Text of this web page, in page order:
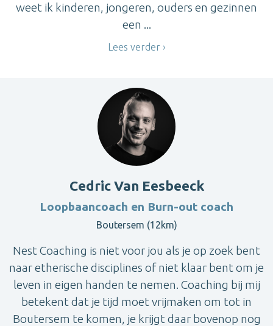
weet ik kinderen, jongeren, ouders en gezinnen
een ...
Lees verder
Cedric Van Eesbeeck
Loopbaancoach en Burn-out coach
Boutersem (12km)
Nest Coaching is niet voor jou als je op zoek bent
naar etherische disciplines of niet klaar bent om je
leven in eigen handen te nemen. Coaching bij mij
betekent dat je tijd moet vrijmaken om tot in
Boutersem te komen, je krijgt daar bovenop nog